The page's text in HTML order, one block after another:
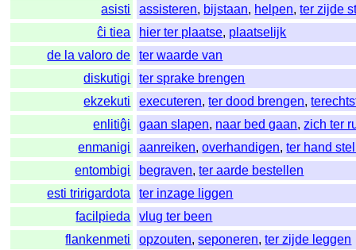
asisti
assisteren, bijstaan, helpen,ter zijde
ĉi tiea
hier ter plaatse, plaatselijk
de la valoro de
ter waarde van
diskutigi
ter sprake brengen
ekzekuti
executeren,ter dood brengen,
enlitiĝi
gaan slapen, naar bed gaan,zich ter
enmanigi
aanreiken,overhandigen,ter hand
entombigi
begraven,ter aarde bestellen
esti tririgardota
ter inzage liggen
facilpieda
vlug ter been
flankenmeti
opzouten,seponeren,ter zijde leggen